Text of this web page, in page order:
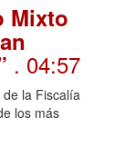
Mixto
. 04:57
la Fiscalía
los más